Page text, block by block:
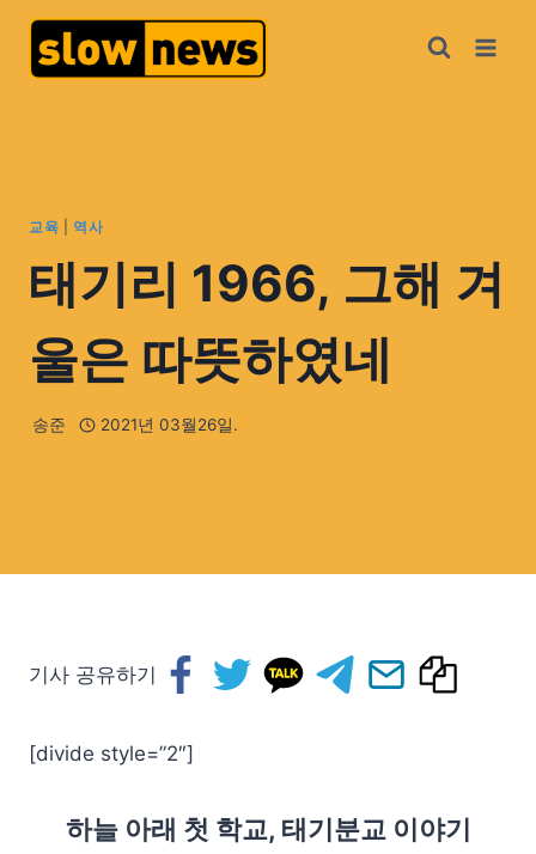
교육 역사
태기리 1966, 그해 겨
울은 따뜻하였네
송준 2021년 03월26일.
기사 공유하기
[divide style=”2″]
하늘 아래 첫 학교, 태기분교 이야기